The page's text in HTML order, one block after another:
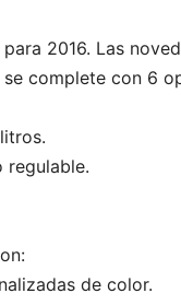
2016. Las
complete con 6
de color.